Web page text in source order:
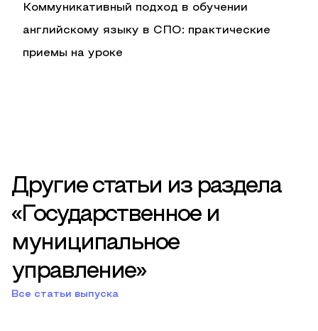
Коммуникативный подход в обучении
английскому языку в СПО: практические
приемы на уроке
Другие статьи из раздела
«Государственное и
муниципальное
управление»
Все статьи выпуска